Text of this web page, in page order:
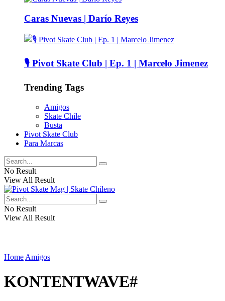
Caras Nuevas | Darío Reyes
🎙️ Pivot Skate Club | Ep. 1 | Marcelo Jimenez
Trending Tags
Amigos
Skate Chile
Busta
Pivot Skate Club
Para Marcas
No Result
View All Result
No Result
View All Result
Home Amigos
KONTENTWAVE#